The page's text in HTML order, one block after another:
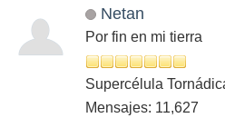
Netan
Por fin en mi tierra
Supercélula
Mensajes: 11,627